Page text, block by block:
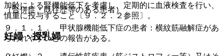
加齢による腎機能低下を考慮し、定期的に血液検査を行い、
慎重に投与すること〔９．２．２参照〕。
妊婦・授乳婦
（合併症・既往歴等のある患者）
９．１．１． 甲状腺機能低下症の患者：横紋筋融解症があ
らわれやすいとの報告がある。